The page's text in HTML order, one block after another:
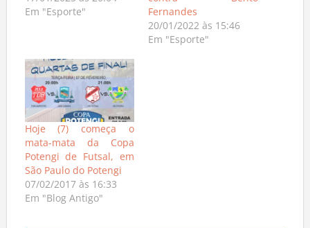
Em "Esporte"
Fernandes
20/01/2022 às 15:46
Em "Esporte"
Hoje (7) começa o
mata-mata da Copa
Potengi de Futsal, em
São Paulo do Potengi
07/02/2017 às 16:33
Em "Blog Antigo"